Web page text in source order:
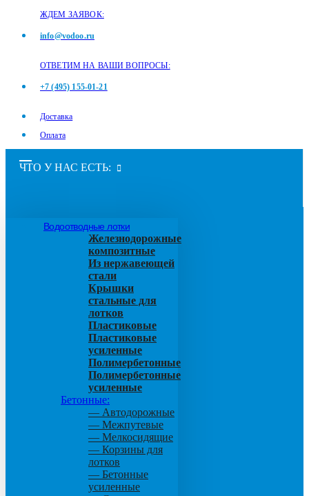
ЖДЕМ ЗАЯВОК:
info@vodoo.ru
ОТВЕТИМ НА ВАШИ ВОПРОСЫ:
+7 (495) 155-01-21
Доставка
Оплата
ЧТО У НАС ЕСТЬ:
Водоотводные лотки
Железнодорожные
композитные
Из нержавеющей
стали
Крышки
стальные для
лотков
Пластиковые
Пластиковые
усиленные
Полимербетонные
Полимербетонные
усиленные
Бетонные:
— Автодорожные
— Межпутевые
— Мелкосидящие
— Корзины для
лотков
— Бетонные
усиленные